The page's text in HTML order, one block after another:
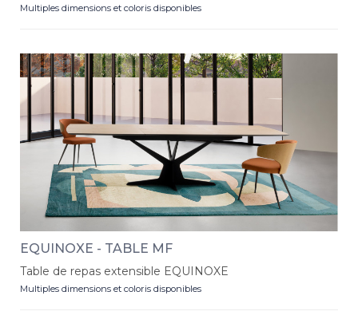
Multiples dimensions et coloris disponibles
EQUINOXE - TABLE MF
Table de repas extensible EQUINOXE
Multiples dimensions et coloris disponibles